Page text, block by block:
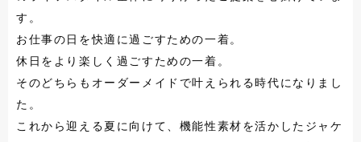
す。
お仕事の日を快適に過ごすための一着。
休日をより楽しく過ごすための一着。
そのどちらもオーダーメイドで叶えられる時代になりまし
た。
これから迎える夏に向けて、機能性素材を活かしたジャケ